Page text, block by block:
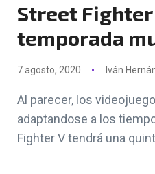
Street Fighter
temporada
7 agosto, 2020 Iván
Al parecer, los
adaptandose a los
Fighter V tendrá una